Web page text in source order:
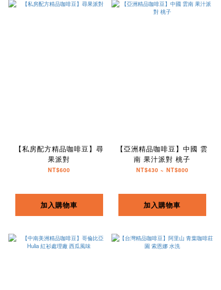
【私房配方精品咖啡豆】尋
果派對
NT$600
加入購物車
【亞洲精品咖啡豆】中國 雲
南 果汁派對 桃子
NT$430 ~ NT$800
加入購物車